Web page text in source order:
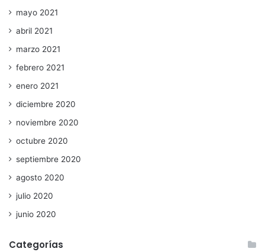
mayo 2021
abril 2021
marzo 2021
febrero 2021
enero 2021
diciembre 2020
noviembre 2020
octubre 2020
septiembre 2020
agosto 2020
julio 2020
junio 2020
Categorías